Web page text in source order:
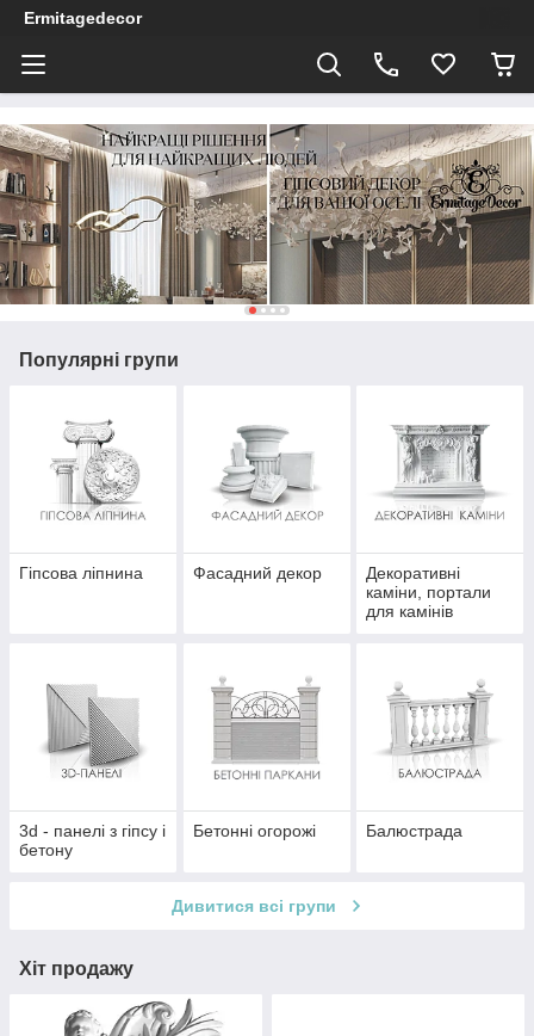
Ermitagedecor
Популярні групи
Гіпсова ліпнина Фасадний декор
Декоративні
каміни, портали
для камінів
3d - панелі з гіпсу і
бетону
Бетонні огорожі Балюстрада
Дивитися всі групи
Хіт продажу